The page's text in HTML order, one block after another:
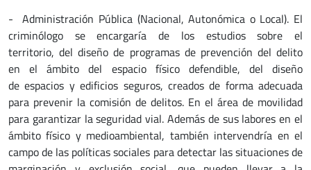
- Administración Pública (Nacional, Autonómica o Local). El
criminólogo se encargaría de los estudios sobre el
territorio, del diseño de programas de prevención del delito
en el ámbito del espacio físico defendible, del diseño
de espacios y edificios seguros, creados de forma adecuada
para prevenir la comisión de delitos. En el área de movilidad
para garantizar la seguridad vial. Además de sus labores en el
ámbito físico y medioambiental, también intervendría en el
campo de las políticas sociales para detectar las situaciones de